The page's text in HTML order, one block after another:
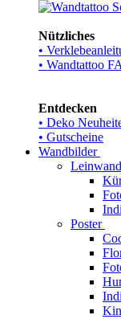
Nützliches
•
• Wandtattoo
Entdecken
• Deko
• Gutscheine
Wandbilder
Poster